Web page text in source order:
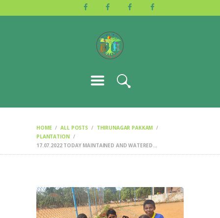
HOME ALL POSTS
THIRUNAGAR PAKKAM
PLANTATION
17.07.2022 TODAY MAINTAINED AND WATERED...
ACTIVITIES